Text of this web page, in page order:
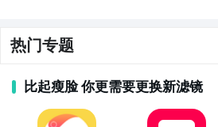
热门专题
比起瘦脸 你更需要更换新滤镜